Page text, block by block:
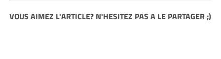
VOUS AIMEZ L'ARTICLE? N'HESITEZ PAS A LE PARTAGER ;)